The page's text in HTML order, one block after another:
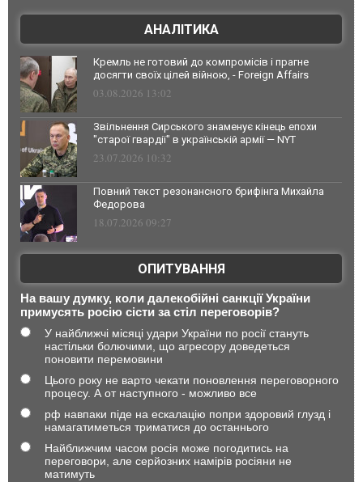
АНАЛІТИКА
Кремль не готовий до компромісів і прагне
досягти своїх цілей війною, - Foreign Affairs
03.08.2026 13:02
Звільнення Сирського знаменує кінець епохи
"старої гвардії" в українській армії — NYT
23.07.2026 10:32
Повний текст резонансного брифінга Михайла
Федорова
18.07.2026 09:27
ОПИТУВАННЯ
На вашу думку, коли далекобійні санкції України
примусять росію сісти за стіл переговорів?
У найближчі місяці удари України по росії стануть
настільки болючими, що агресору доведеться
поновити перемовини
Цього року не варто чекати поновлення переговорного
процесу. А от наступного - можливо все
рф навпаки піде на ескалацію попри здоровий глузд і
намагатиметься триматися до останнього
Найближчим часом росія може погодитись на
переговори, але серйозних намірів росіяни не
матимуть